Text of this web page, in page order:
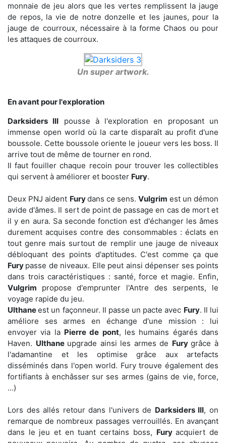
monnaie de jeu alors que les vertes remplissent la jauge
de repos, la vie de notre donzelle et les jaunes, pour la
jauge de courroux, nécessaire à la forme Chaos ou pour
les attaques de courroux.
Un super artwork.
En avant pour l'exploration
Darksiders III pousse à l'exploration en proposant un
immense open world où la carte disparaît au profit d'une
boussole. Cette boussole oriente le joueur vers les boss. Il
arrive tout de même de tourner en rond.
Il faut fouiller chaque recoin pour trouver les collectibles
qui servent à améliorer et booster Fury.
Deux PNJ aident Furydans ce sens.Vulgrim est un démon
avide d'âmes. Il sert de point de passage en cas de mort et
il y en aura. Sa seconde fonction est d'échanger les âmes
durement acquises contre des consommables : éclats en
tout genre mais surtout de remplir une jauge de niveaux
débloquant des points d'aptitudes. C'est comme ça que
Fury passe de niveaux. Elle peut ainsi dépenser ses points
dans trois caractéristiques : santé, force et magie. Enfin,
Vulgrim propose d'emprunter l'Antre des serpents, le
voyage rapide du jeu.
Ulthaneest un façonneur. Il passe un pacte avec Fury. Il lui
améliore ses armes en échange d'une mission : lui
envoyer via la Pierre de pont, les humains égarés dans
Haven. Ulthane upgrade ainsi les armes de Furygrâce à
l'adamantine et les optimise grâce aux artefacts
disséminés dans l'open world. Fury trouve également des
fortifiants à enchâsser sur ses armes (gains de vie, force,
…)
Lors des allés retour dans l'univers de Darksiders III, on
remarque de nombreux passages verrouillés. En avançant
dans le jeu et en tuant certains boss, Furyacquiert de